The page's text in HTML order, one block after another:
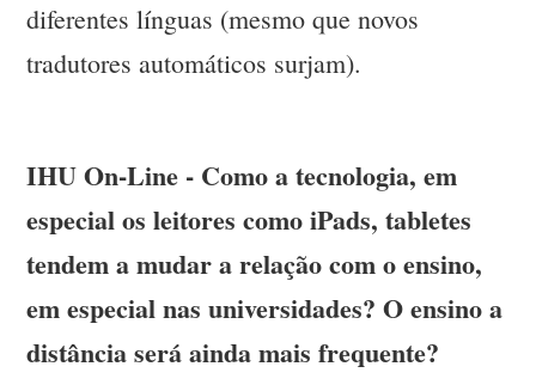
diferentes línguas (mesmo que novos
tradutores automáticos surjam).
IHU On-Line - Como a tecnologia, em
especial os leitores como iPads, tabletes
tendem a mudar a relação com o ensino,
em especial nas universidades? O ensino a
distância será ainda mais frequente?